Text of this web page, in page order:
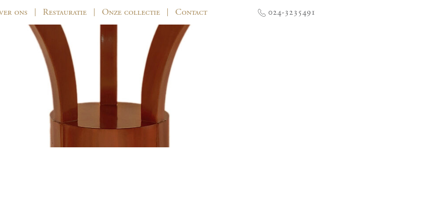
024-3235491
ons Restauratie Onze collectie Contact